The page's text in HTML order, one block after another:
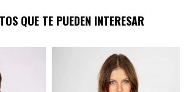
QUE TE PUEDEN INTERESAR